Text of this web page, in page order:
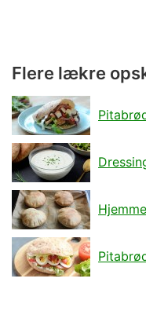
Flere lækre